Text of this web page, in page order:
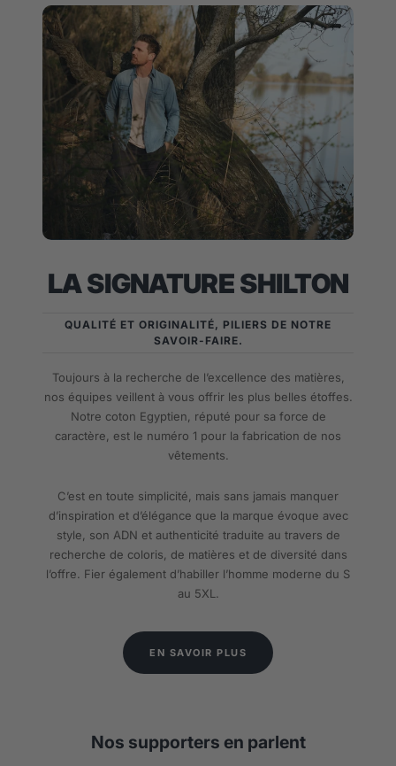
LA SIGNATURE SHILTON
QUALITÉ ET ORIGINALITÉ, PILIERS DE NOTRE
SAVOIR-FAIRE.
Toujours à la recherche de l’excellence des matières,
nos équipes veillent à vous offrir les plus belles étoffes.
Notre coton Egyptien, réputé pour sa force de
caractère, est le numéro 1 pour la fabrication de nos
vêtements.
C’est en toute simplicité, mais sans jamais manquer
d’inspiration et d’élégance que la marque évoque avec
style, son ADN et authenticité traduite au travers de
recherche de coloris, de matières et de diversité dans
l’offre. Fier également d’habiller l’homme moderne du S
au 5XL.
EN SAVOIR PLUS
Nos supporters en parlent